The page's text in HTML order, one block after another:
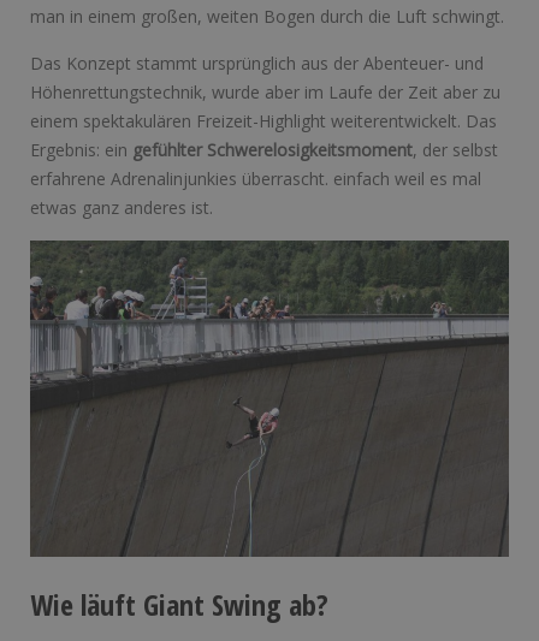
man in einem großen, weiten Bogen durch die Luft schwingt.
Das Konzept stammt ursprünglich aus der Abenteuer- und
Höhenrettungstechnik, wurde aber im Laufe der Zeit aber zu
einem spektakulären Freizeit-Highlight weiterentwickelt. Das
Ergebnis: ein gefühlter Schwerelosigkeitsmoment, der selbst
erfahrene Adrenalinjunkies überrascht. einfach weil es mal
etwas ganz anderes ist.
Wie läuft Giant Swing ab?